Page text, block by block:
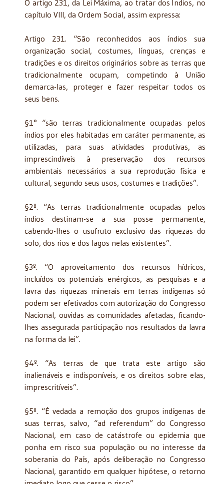
O artigo 231, da Lei Máxima, ao tratar dos Índios, no
capítulo VIII, da Ordem Social, assim expressa:
Artigo 231. “São reconhecidos aos índios sua
organização social, costumes, línguas, crenças e
tradições e os direitos originários sobre as terras que
tradicionalmente ocupam, competindo à União
demarca-las, proteger e fazer respeitar todos os
seus bens.
§1° “são terras tradicionalmente ocupadas pelos
índios por eles habitadas em caráter permanente, as
utilizadas, para suas atividades produtivas, as
imprescindíveis à preservação dos recursos
ambientais necessários a sua reprodução física e
cultural, segundo seus usos, costumes e tradições”.
§2º. “As terras tradicionalmente ocupadas pelos
índios destinam-se a sua posse permanente,
cabendo-lhes o usufruto exclusivo das riquezas do
solo, dos rios e dos lagos nelas existentes”.
§3º. “O aproveitamento dos recursos hídricos,
incluídos os potenciais enérgicos, as pesquisas e a
lavra das riquezas minerais em terras indígenas só
podem ser efetivados com autorização do Congresso
Nacional, ouvidas as comunidades afetadas, ficando-
lhes assegurada participação nos resultados da lavra
na forma da lei”.
§4º. “As terras de que trata este artigo são
inalienáveis e indisponíveis, e os direitos sobre elas,
imprescritíveis”.
§5º. “É vedada a remoção dos grupos indígenas de
suas terras, salvo, “ad referendum” do Congresso
Nacional, em caso de catástrofe ou epidemia que
ponha em risco sua população ou no interesse da
soberania do País, após deliberação no Congresso
Nacional, garantido em qualquer hipótese, o retorno